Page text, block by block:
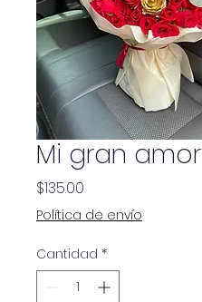
Mi gran amor
$135.00
Política de envío
Cantidad *